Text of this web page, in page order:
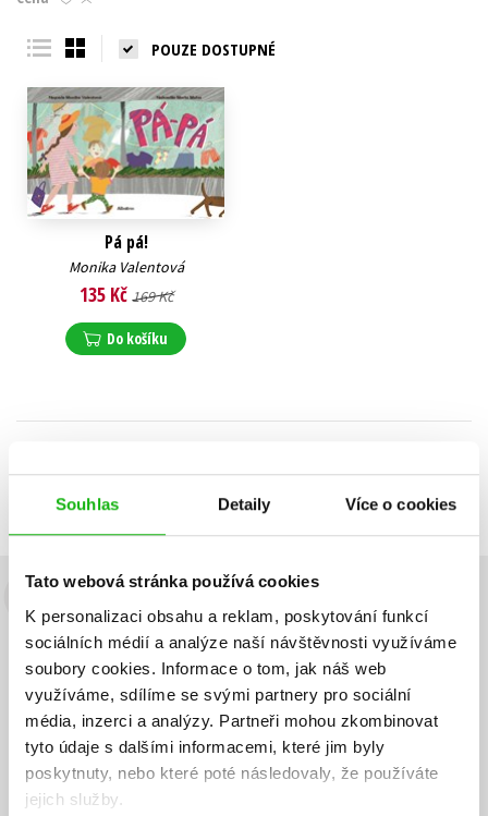
Souhlas Detaily Více o cookies
Tato webová stránka používá cookies
K personalizaci obsahu a reklam, poskytování funkcí
sociálních médií a analýze naší návštěvnosti využíváme
soubory cookies. Informace o tom, jak náš web
využíváme, sdílíme se svými partnery pro sociální
média, inzerci a analýzy. Partneři mohou zkombinovat
tyto údaje s dalšími informacemi, které jim byly
poskytnuty, nebo které poté následovaly, že používáte
jejich služby.
Young adult (SK)
POUZE DOSTUPNÉ
Pá pá!
Monika Valentová
135 Kč 169 Kč
Do košíku
Předchozí 1
Budete to vědět jako první!
Zajímá Vás, jaký knižní hit právě vychází, na jaké zboží je výhodná
sleva, jaká běží soutěž o ceny? Přihlášením k odběru našich e-
mailových novineksouhlasíte se zpracováním osobních údajů
Vaše e-
mailová
adresa
Vaše e-
mailová
adresa
Vaše e-mailová adresa Přihlásit se